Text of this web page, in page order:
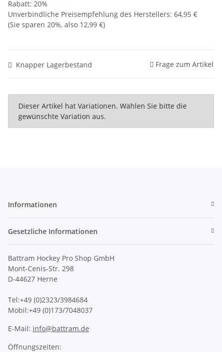
Rabatt: 20%
Unverbindliche Preisempfehlung des Herstellers: 64,95 €
(Sie sparen 20%, also 12,99 €)
Knapper Lagerbestand Frage zum Artikel
x
Dieser Artikel hat Variationen. Wählen Sie bitte die
gewünschte Variation aus.
Informationen
Gesetzliche Informationen
Battram Hockey Pro Shop GmbH
Mont-Cenis-Str. 298
D-44627 Herne
Tel:+49 (0)2323/3984684
Mobil:+49 (0)173/7048037
E-Mail: info@battram.de
Öffnungszeiten: